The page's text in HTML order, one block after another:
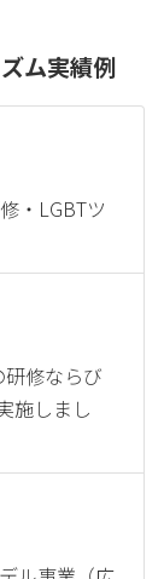
ム実績例
・LGBTツ
修ならび
施しまし